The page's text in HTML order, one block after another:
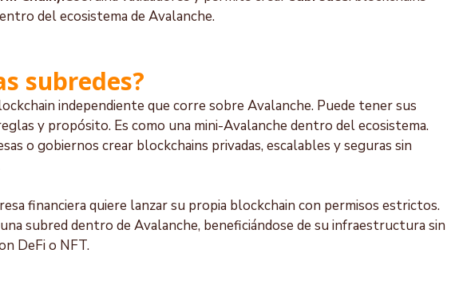
del ecosistema de Avalanche.
subredes?
independiente que corre sobre Avalanche. Puede tener sus
y propósito. Es como una mini-Avalanche dentro del ecosistema.
o gobiernos crear blockchains privadas, escalables y seguras sin
financiera quiere lanzar su propia blockchain con permisos estrictos.
subred dentro de Avalanche, beneficiándose de su infraestructura sin
DeFi o NFT.